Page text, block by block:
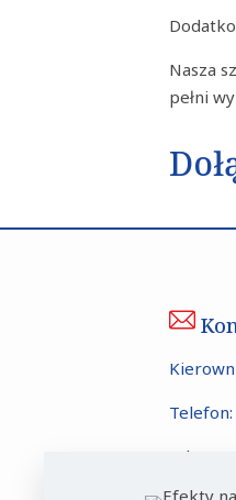
Nasza
pełni
Telefon:
Adres